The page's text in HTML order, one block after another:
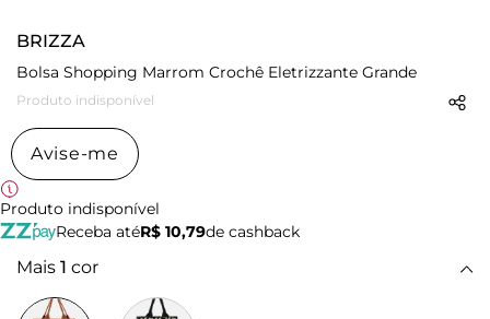
BRIZZA
Bolsa Shopping Marrom Crochê Eletrizzante Grande
Produto indisponível
Avise-me
Produto indisponível
Receba atéR$ 10,79de cashback
Mais 1 cor